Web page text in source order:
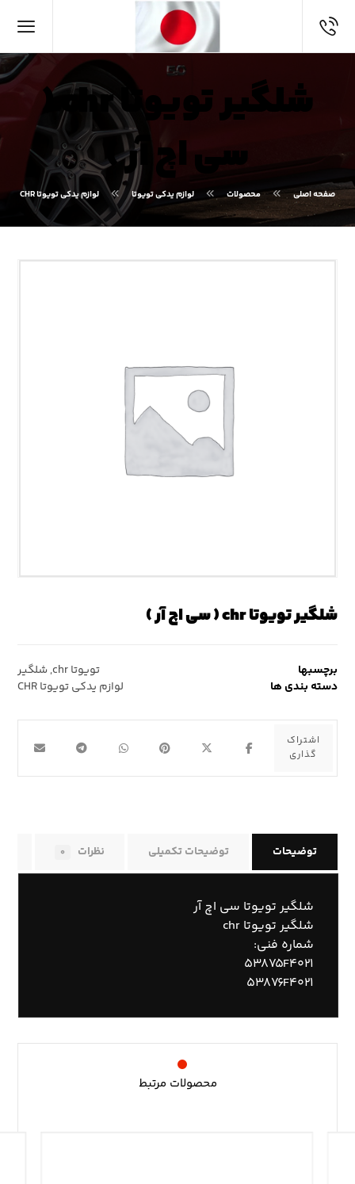
شلگیر تویوتا chr (
سی اچ آر )
صفحه اصلی محصولات لوازم یدکی تویوتا لوازم یدکی تویوتا CHR
شلگیر تویوتا chr ( سی اچ آر )
برچسبها تویوتا chr ,شلگیر
دسته بندی ها
لوازم یدکی تویوتا CHR
توضیحات توضیحات تکمیلی نظرات ۰
شلگیر تویوتا سی اچ آر
شلگیر تویوتا chr
شماره فنی:
۵۳۸۷۵F۴۰۲۱
۵۳۸۷۶F۴۰۲۱
محصولات مرتبط